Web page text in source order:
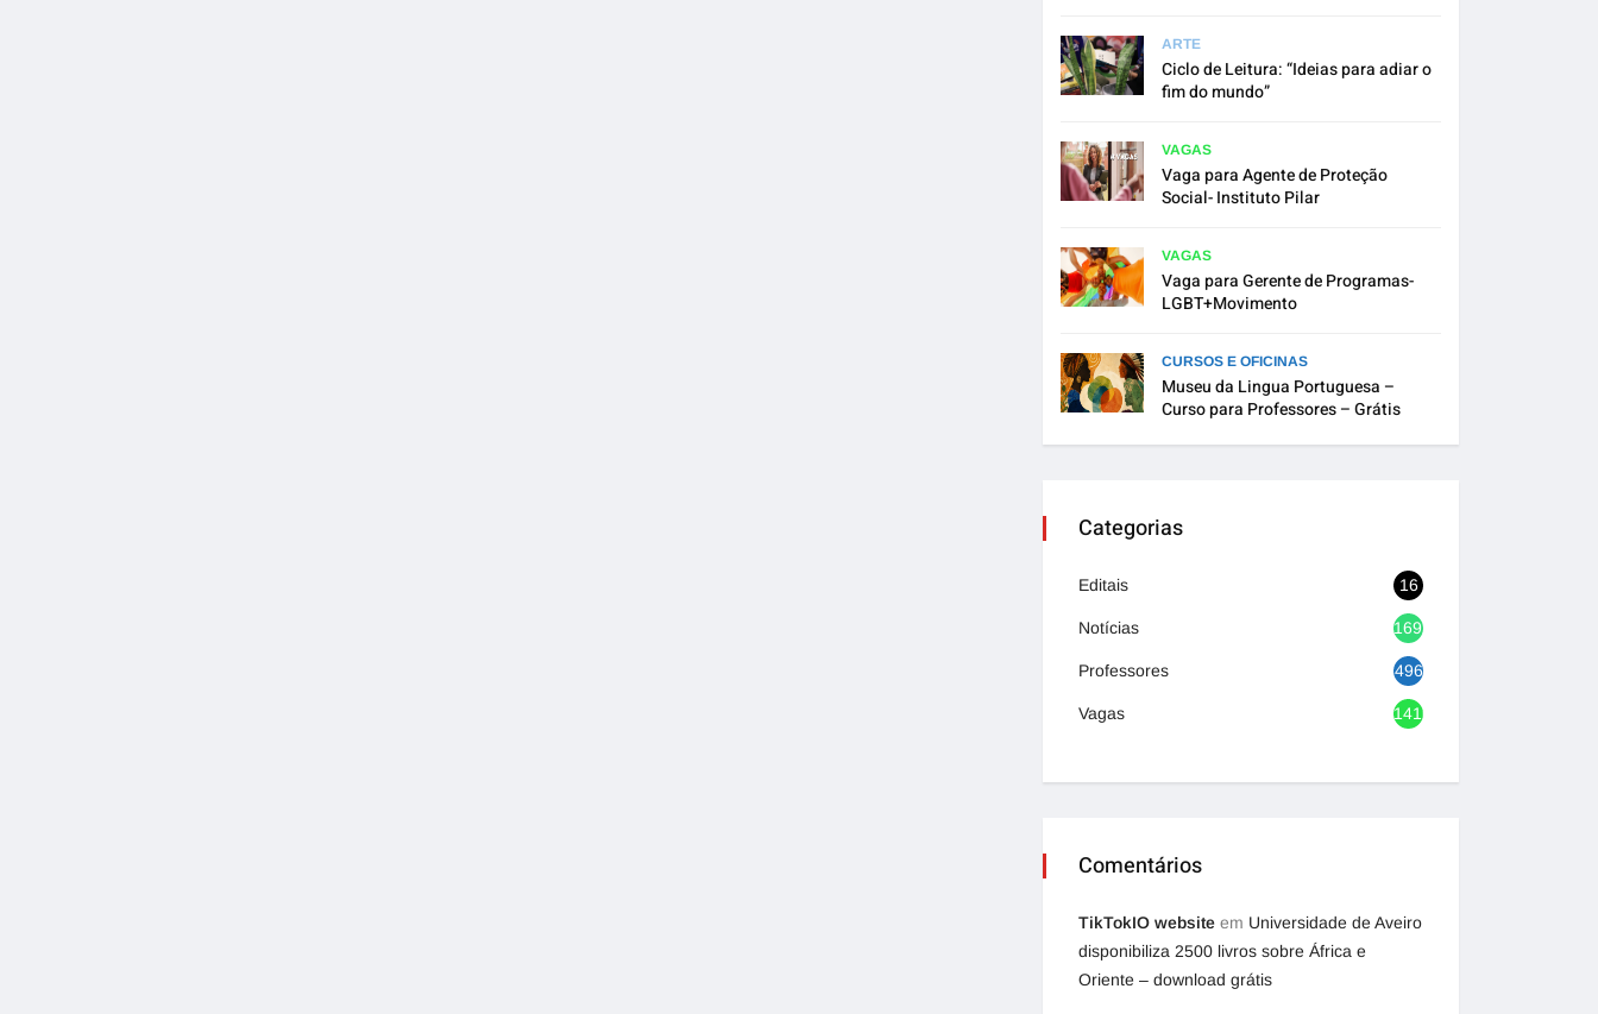
ARTE
Ciclo de Leitura: “Ideias para adiar o
fim do mundo”
VAGAS
Vaga para Agente de Proteção
Social- Instituto Pilar
VAGAS
Vaga para Gerente de Programas-
LGBT+Movimento
CURSOS E OFICINAS
Museu da Lingua Portuguesa –
Curso para Professores – Grátis
Categorias
Editais 16
Notícias 1692
Professores 496
Vagas 1416
Comentários
TikTokIO website em Universidade de Aveiro
disponibiliza 2500 livros sobre África e
Oriente – download grátis